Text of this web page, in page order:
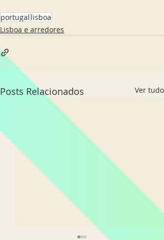
portugal lisboa
Lisboa e arredores
Posts Relacionados Ver tudo